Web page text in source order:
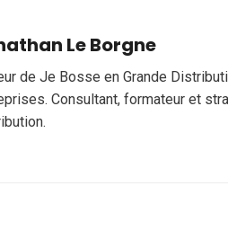
Le Borgne
de Je Bosse en Grande
Consultant, formateur et